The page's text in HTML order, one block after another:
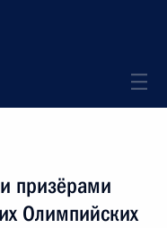
призёрами
Олимпийских